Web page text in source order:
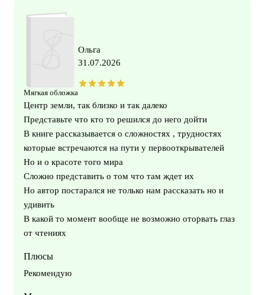
Мягкая обложка
Ольга
31.07.2026
Центр земли, так близко и так далеко
Представьте что кто то решился до него дойти
В книге рассказывается о сложностях , трудностях
которые встречаются на пути у первооткрывателей
Но и о красоте того мира
Сложно представить о том что там ждет их
Но автор постарался не только нам рассказать но и
удивить
В какой то момент вообще не возможно оторвать глаз
от чтениях
Плюсы
Рекомендую